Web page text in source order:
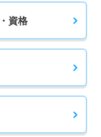
資格